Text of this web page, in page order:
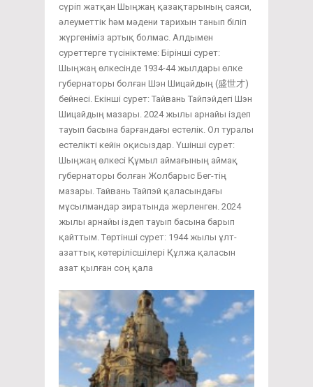
сүріп жатқан Шыңжаң қазақтарының саяси,
әлеуметтік һәм мәдени тарихын танып біліп
жүргеніміз артық болмас. Алдымен
суреттерге түсініктеме: Бірінші сурет:
Шыңжаң өлкесінде 1934-44 жылдары өлке
губернаторы болған Шэн Шицайдың (盛世才)
бейнесі. Екінші сурет: Тайвань Тайпэйдегі Шэн
Шицайдың мазары. 2024 жылы арнайы іздеп
тауып басына барғандағы естелік. Ол туралы
естелікті кейін оқисыздар. Үшінші сурет:
Шыңжаң өлкесі Құмыл аймағының аймақ
губернаторы болған Жолбарыс Бег-тің
мазары. Тайвань Тайпэй қаласындағы
мұсылмандар зиратында жерленген. 2024
жылы арнайы іздеп тауып басына барып
қайттым. Төртінші сурет: 1944 жылы ұлт-
азаттық көтерілісшілері Құлжа қаласын
азат қылған соң қала